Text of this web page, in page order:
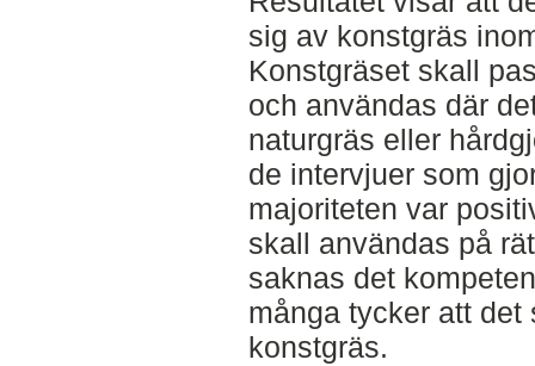
sig av konstgräs
Konstgräset skall
och användas där
naturgräs eller
de intervjuer som
majoriteten var
skall användas på
saknas det
många tycker att det
konstgräs.